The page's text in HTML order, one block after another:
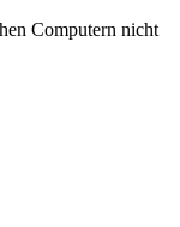
Computern nicht